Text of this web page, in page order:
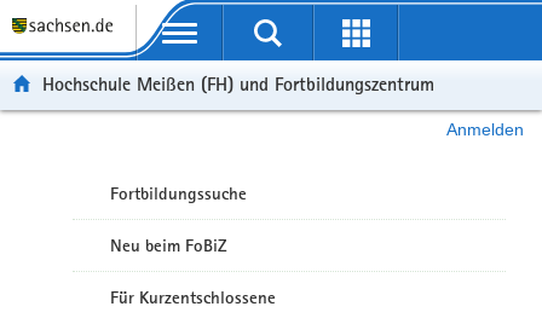
Portalübergreifende Navigation
Hochschule Meißen (FH) und Fortbildungszentrum
Anmelden
Fortbildungssuche
Neu beim FoBiZ
Für Kurzentschlossene